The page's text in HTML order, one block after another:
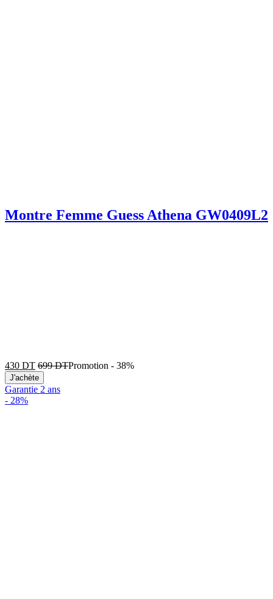
Montre Femme Guess Athena GW0409L2
430 DT 699DTPromotion - 38%
J'achète
Garantie 2 ans
- 28%